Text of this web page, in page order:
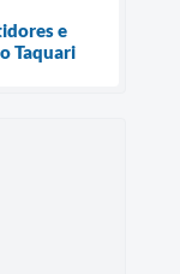
e
Taquari